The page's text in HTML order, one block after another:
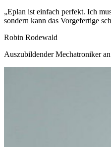
„Eplan ist einfach perfekt. Ich
sondern kann das Vorgefertige
Robin Rodewald
Auszubildender Mechatroniker